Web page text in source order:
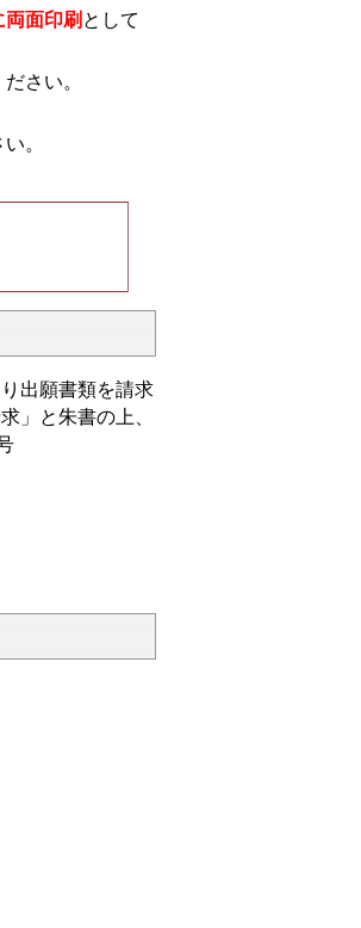
面印刷 として
さい。
。
出願書類を請求
」と朱書の上、